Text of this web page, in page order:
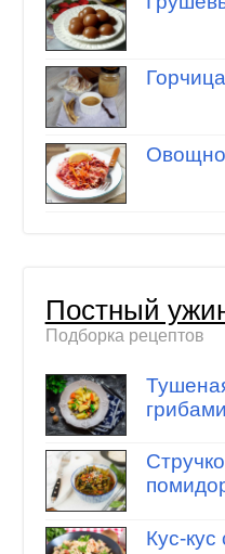
Постный
Подборка рецептов
Кус-